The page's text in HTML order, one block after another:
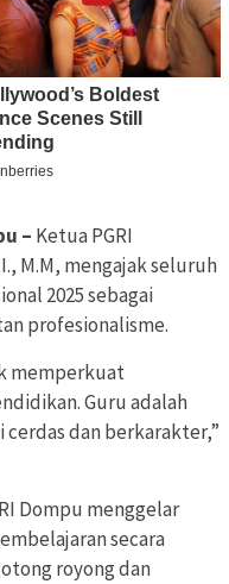
– Ketua PGRI
M.M, mengajak seluruh
2025 sebagai
profesionalisme.
memperkuat
Guru adalah
dan berkarakter,”
Dompu menggelar
secara
royong dan